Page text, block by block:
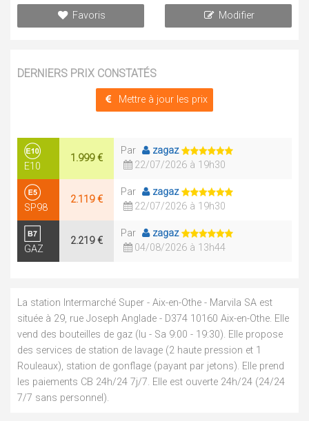
Favoris Modifier
DERNIERS PRIX CONSTATÉS
Mettre à jour les prix
E10
1.999 €
Par
zagaz
22/07/2026 à 19h30
SP98
2.119 €
Par
zagaz
22/07/2026 à 19h30
GAZ
2.219 €
Par
zagaz
04/08/2026 à 13h44
La station Intermarché Super - Aix-en-Othe - Marvila SA est
située à 29, rue Joseph Anglade - D374 10160 Aix-en-Othe. Elle
vend des bouteilles de gaz (lu - Sa 9:00 - 19:30). Elle propose
des services de station de lavage (2 haute pression et 1
Rouleaux), station de gonflage (payant par jetons). Elle prend
les paiements CB 24h/24 7j/7. Elle est ouverte 24h/24 (24/24
7/7 sans personnel).